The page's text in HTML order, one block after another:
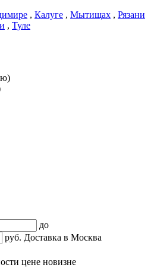
, Калуге , Мытищах , Рязани
, Туле
до
руб. Доставка в Москва
цене новизне